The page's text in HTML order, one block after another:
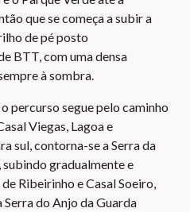
que se começa a subir a
de pé posto
BTT, com uma densa
à sombra.
percurso segue pelo caminho
Viegas, Lagoa e
sul, contorna-se a Serra da
subindo gradualmente e
Ribeirinho e Casal Soeiro,
Serra do Anjo da Guarda